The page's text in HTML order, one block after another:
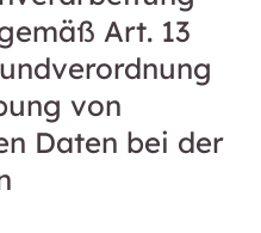
Art. 13
von
Daten bei der